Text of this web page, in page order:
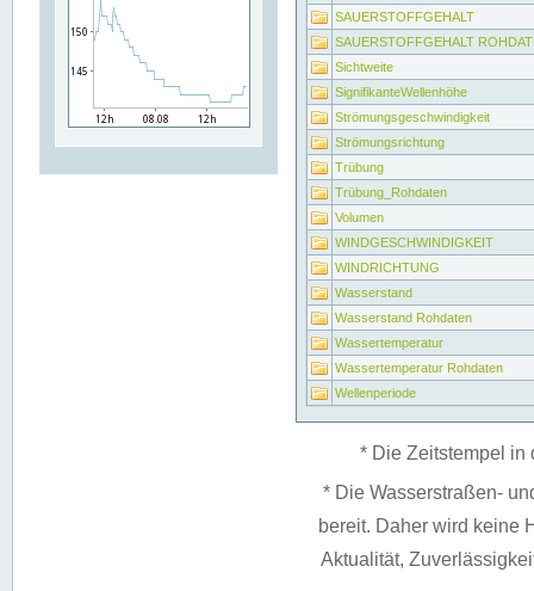
SAUERSTOFFGEHALT
SAUERSTOFFGEHALT
Sichtweite
SignifikanteWellenhöhe
Strömungsgeschwindigkeit
Strömungsrichtung
Trübung
Trübung_Rohdaten
Volumen
WINDGESCHWINDIGKEIT
WINDRICHTUNG
Wasserstand
Wasserstand Rohdaten
Wassertemperatur
Wassertemperatur Rohdaten
Wellenperiode
* Die Zeitstempel in
* Die Wasserstraßen-
bereit. Daher wird keine
Aktualität,